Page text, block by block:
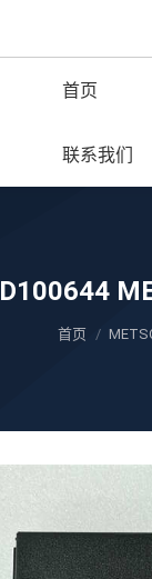
首页
联系我们
D100644
您在这里：
首页